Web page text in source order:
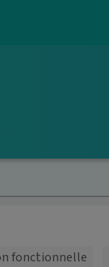
fonctionnelle